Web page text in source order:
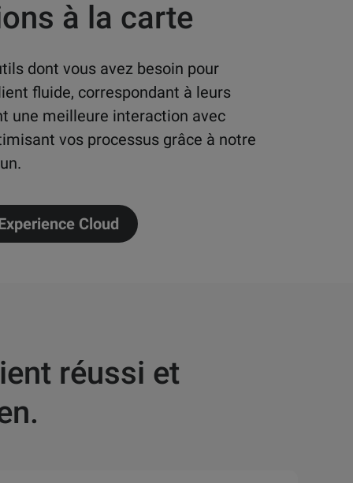
à la carte
dont vous avez besoin pour
fluide, correspondant à leurs
une meilleure interaction avec
vos processus grâce à notre
Cloud
réussi et